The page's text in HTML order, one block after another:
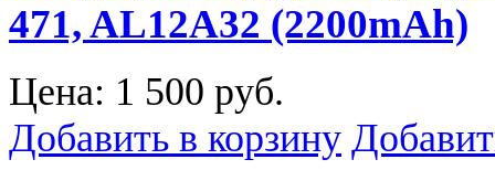
471, AL12A32 (2200mAh)
Цена: 1 500 руб.
Добавить в корзину